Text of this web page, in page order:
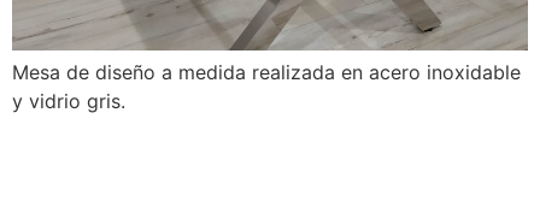
Mesa de diseño a medida realizada en acero inoxidable
y vidrio gris.